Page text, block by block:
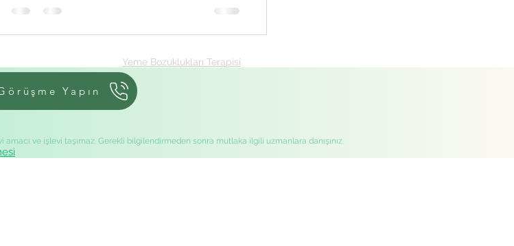
Casino, Mobil Bahis Bağımlılığı gibi konulara...
Yeme Bozuklukları Terapisi
Yapın
ve işlevi taşımaz. Gerekli bilgilendirmeden sonra mutlaka ilgili uzmanlara danışınız.